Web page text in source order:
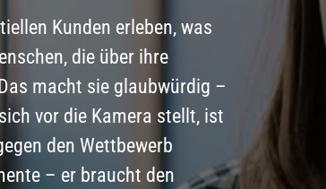
Kunden erleben, was
die über ihre
macht sie glaubwürdig –
vor die Kamera stellt, ist
den Wettbewerb
– er braucht den